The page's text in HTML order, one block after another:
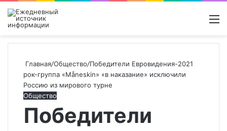
Поиск
Switch
Главная/Общество/Победители Евровидения-2021
рок-группа «Måneskin» «в наказание» исключили
Россию из мирового турне
Общество
Победители